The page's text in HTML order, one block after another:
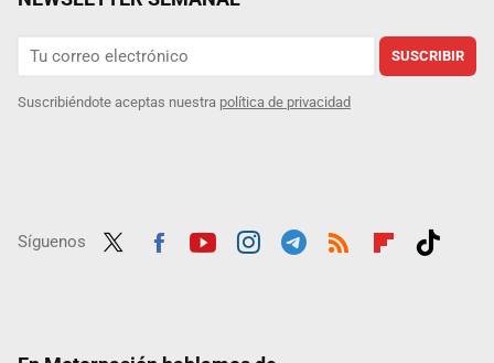
SUSCRIBIR
Suscribiéndote aceptas nuestra política de privacidad
Síguenos